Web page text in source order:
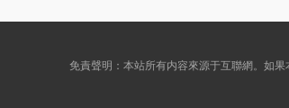
免責聲明：本站所有内容來源于互聯網。如